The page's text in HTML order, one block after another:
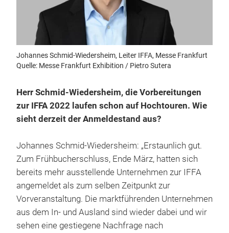
Johannes Schmid-Wiedersheim, Leiter IFFA, Messe Frankfurt
Quelle: Messe Frankfurt Exhibition / Pietro Sutera
Herr Schmid-Wiedersheim, die Vorbereitungen
zur IFFA 2022 laufen schon auf Hochtouren. Wie
sieht derzeit der Anmeldestand aus?
Johannes Schmid-Wiedersheim: „Erstaunlich gut.
Zum Frühbucherschluss, Ende März, hatten sich
bereits mehr ausstellende Unternehmen zur IFFA
angemeldet als zum selben Zeitpunkt zur
Vorveranstaltung. Die marktführenden Unternehmen
aus dem In- und Ausland sind wieder dabei und wir
sehen eine gestiegene Nachfrage nach